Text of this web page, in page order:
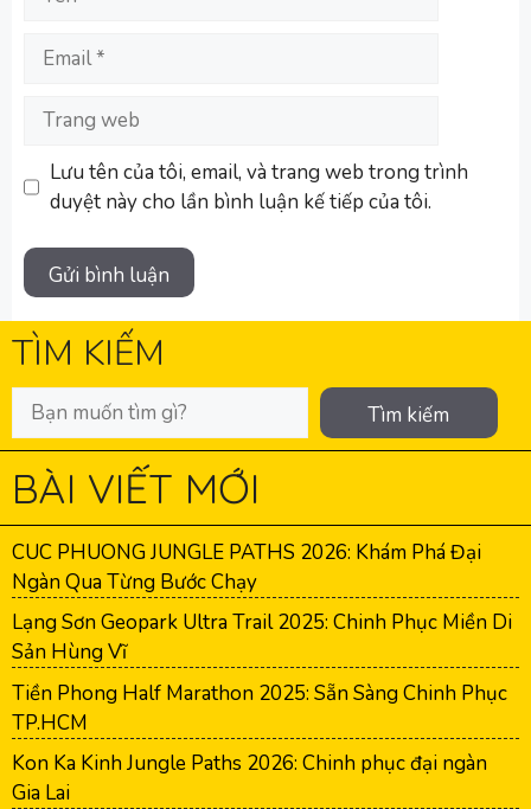
Email
Trang
Lưu tên của tôi, email, và trang web trong trình
duyệt này cho lần bình luận kế tiếp của tôi.
TÌM KIẾM
Tìm kiếm
BÀI VIẾT MỚI
CUC PHUONG JUNGLE PATHS 2026: Khám Phá Đại
Ngàn Qua Từng Bước Chạy
Lạng Sơn Geopark Ultra Trail 2025: Chinh Phục Miền Di
Sản Hùng Vĩ
Tiền Phong Half Marathon 2025: Sẵn Sàng Chinh Phục
TP.HCM
Kon Ka Kinh Jungle Paths 2026: Chinh phục đại ngàn
Gia Lai